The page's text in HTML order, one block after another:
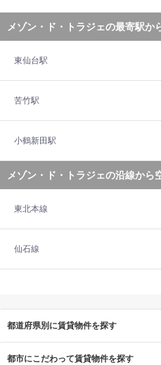
メゾン・ド・トラジェの最寄駅か
東仙台駅
苦竹駅
小鶴新田駅
メゾン・ド・トラジェの沿線から
東北本線
仙石線
都道府県別に賃貸物件を探す
都市にこだわって賃貸物件を探す